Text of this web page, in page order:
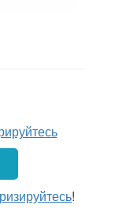
работы
либо
для них
!